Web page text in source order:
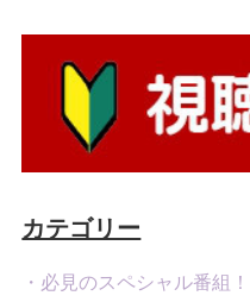
カテゴリー
・必見のスペシャル番組！